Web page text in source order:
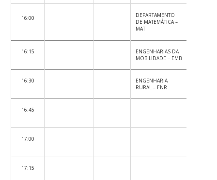
16:00
DEPARTAMENTO
DE MATEMÁTICA –
MAT
16:15
ENGENHARIAS DA
MOBILIDADE – EMB
16:30
ENGENHARIA
RURAL – ENR
16:45
17:00
17:15